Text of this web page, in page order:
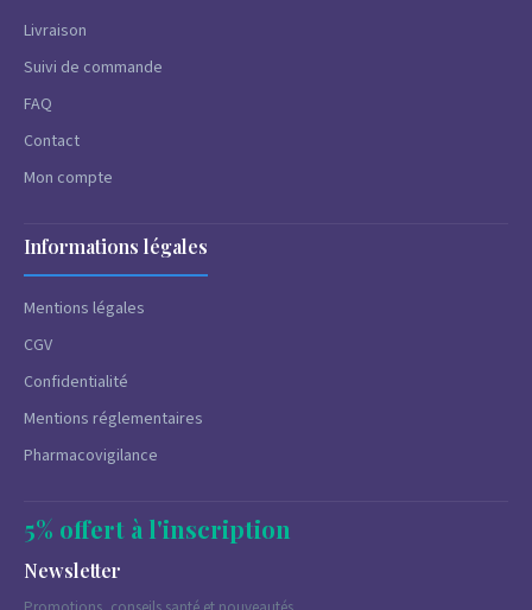
Livraison
Suivi de commande
FAQ
Contact
Mon compte
Informations légales
Mentions légales
CGV
Confidentialité
Mentions réglementaires
Pharmacovigilance
5% offert à l'inscription
Newsletter